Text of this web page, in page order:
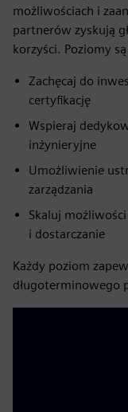
możliwościach i
partnerów zyskują
korzyści. Poziomy
Zachęcaj do
certyfikację
Wspieraj
inżynieryjne
Umożliwienie
zarządzania
Skaluj
i dostarczanie
Każdy poziom
długoterminowego